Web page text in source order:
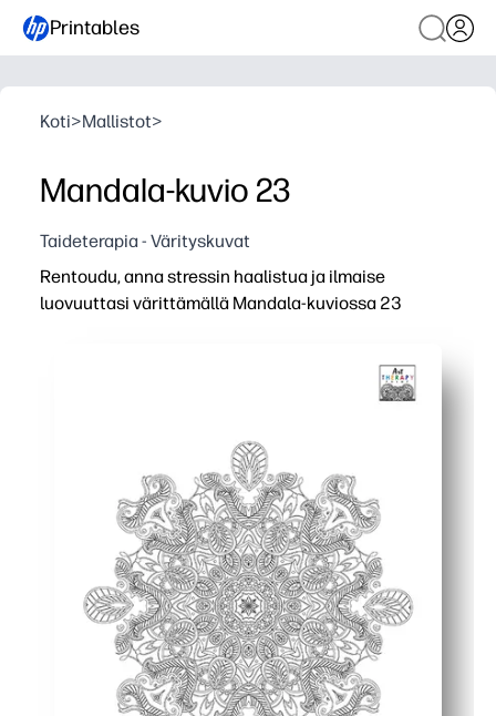
Printables
Koti>Mallistot>
Mandala-kuvio 23
Taideterapia - Värityskuvat
Rentoudu, anna stressin haalistua ja ilmaise
luovuuttasi värittämällä Mandala-kuviossa 23
Saat nopean rauhallisuuden kiireisille mielille -
Voit käyttää sitä missä tahansa iässä - täydellinen